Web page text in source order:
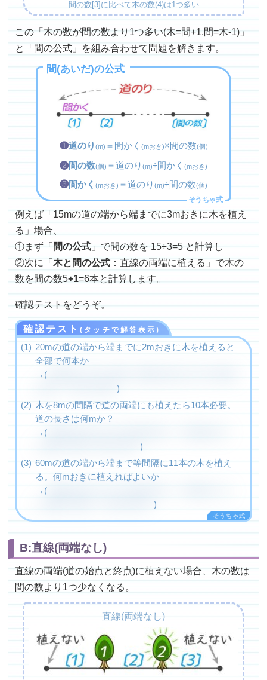
間の数[3]に比べて木の数(4)は1つ多い
この「木の数が間の数より1つ多い(木=間+1,間=木-1)」
と「間の公式」を組み合わせて問題を解きます。
間(あいだ)の公式
❶道のり (m) ＝間かく (mおき)×間の数(個)
❷間の数(個) ＝道のり (m)÷間かく (mおき)
❸間かく (mおき) ＝道のり (m)÷間の数(個)
例えば「15mの道の端から端までに3mおきに木を植え
る」場合、
①まず「間の公式」で間の数を 15÷3=5 と計算し
②次に「木と間の公式：直線の両端に植える」で木の
数を間の数5+1=6本と計算します。
確認テストをどうぞ。
確認テスト(タッチで解答表示)
20mの道の端から端までに2mおきに木を植えると
全部で何本か
→(
)
木を8mの間隔で道の両端にも植えたら10本必要。
道の長さは何mか？
→(
)
60mの道の端から端まで等間隔に11本の木を植え
る。何mおきに植えればよいか
→(
)
B:直線(両端なし)
直線の両端(道の始点と終点)に植えない場合、木の数は
間の数より1つ少なくなる。
直線(両端なし)